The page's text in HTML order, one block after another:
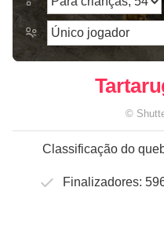
©
Classificação do
Finalizadores: